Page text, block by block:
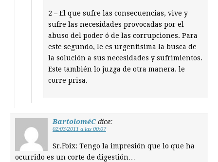
2 – El que sufre las consecuencias, vive y
sufre las necesidades provocadas por el
abuso del poder ó de las corrupciones. Para
este segundo, le es urgentisima la busca de
la solución a sus necesidades y sufrimientos.
Este también lo juzga de otra manera. le
corre prisa.
BartoloméC dice:
02/03/2011 a las 00:07
Sr.Foix: Tengo la impresión que lo que ha
ocurrido es un corte de digestión…